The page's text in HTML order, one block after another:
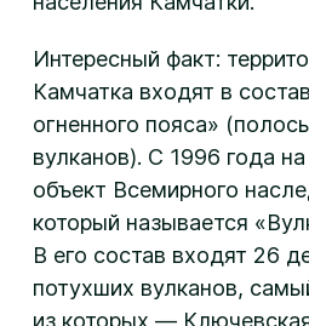
Интересный факт:
Камчатка входят в
огненного пояса»
вулканов). С 1996 года
объект Всемирного
который называется
В его состав входят 26
потухших вулканов,
из которых —